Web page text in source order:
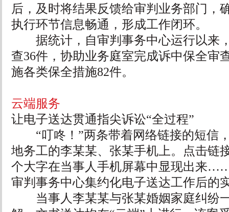
后，及时将结果反馈给审判业务部门，
执行环节信息畅通，形成工作闭环。
据统计，自审判事务中心运行以来
查36件，协助业务庭室完成诉中保全审
施各类保全措施82件。
云端服务
让电子送达贯通指尖诉讼“全过程”
“叮咚！”两条带着网络链接的短信
地务工的李某某、张某手机上。点击链
个大字在当事人手机屏幕中显现出来
审判事务中心集约化电子送达工作后的
当事人李某某与张某婚姻家庭纠纷